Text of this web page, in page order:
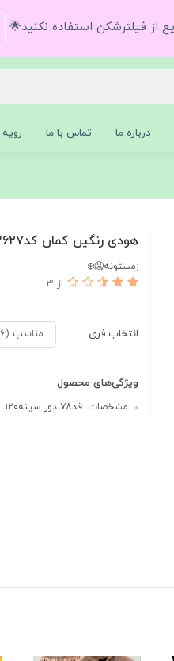
از فیلترشکن استفاده نکنید🌟
درباره ما تماس با ما
هودی رنگین کمان کد۳۶۲۷
زمستونه🥶❄️
از 3
انتخاب فری: مناسب (۳۶ الی۴۸)
ویژگی‌های محصول
مشخصات: قد۷۸ دور سینه۱۲۰